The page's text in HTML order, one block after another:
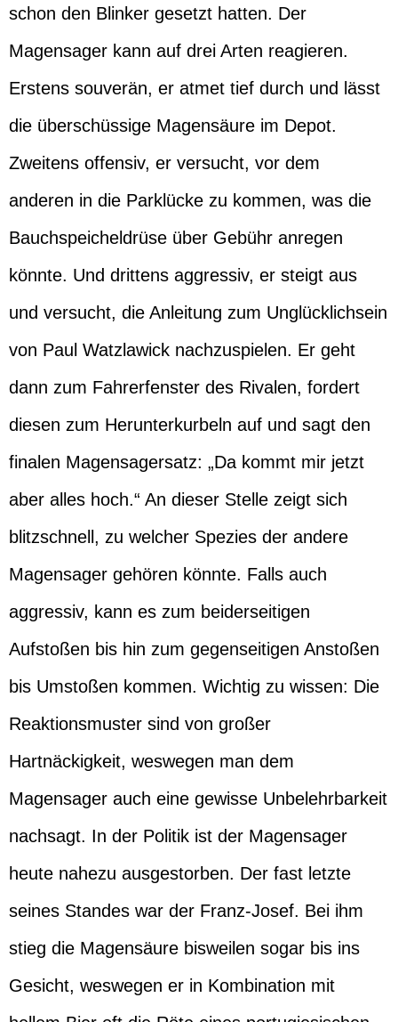
schon den Blinker gesetzt hatten. Der
Magensager kann auf drei Arten reagieren.
Erstens souverän, er atmet tief durch und lässt
die überschüssige Magensäure im Depot.
Zweitens offensiv, er versucht, vor dem
anderen in die Parklücke zu kommen, was die
Bauchspeicheldrüse über Gebühr anregen
könnte. Und drittens aggressiv, er steigt aus
und versucht, die Anleitung zum Unglücklichsein
von Paul Watzlawick nachzuspielen. Er geht
dann zum Fahrerfenster des Rivalen, fordert
diesen zum Herunterkurbeln auf und sagt den
finalen Magensagersatz: „Da kommt mir jetzt
aber alles hoch.“ An dieser Stelle zeigt sich
blitzschnell, zu welcher Spezies der andere
Magensager gehören könnte. Falls auch
aggressiv, kann es zum beiderseitigen
Aufstoßen bis hin zum gegenseitigen Anstoßen
bis Umstoßen kommen. Wichtig zu wissen: Die
Reaktionsmuster sind von großer
Hartnäckigkeit, weswegen man dem
Magensager auch eine gewisse Unbelehrbarkeit
nachsagt. In der Politik ist der Magensager
heute nahezu ausgestorben. Der fast letzte
seines Standes war der Franz-Josef. Bei ihm
stieg die Magensäure bisweilen sogar bis ins
Gesicht, weswegen er in Kombination mit